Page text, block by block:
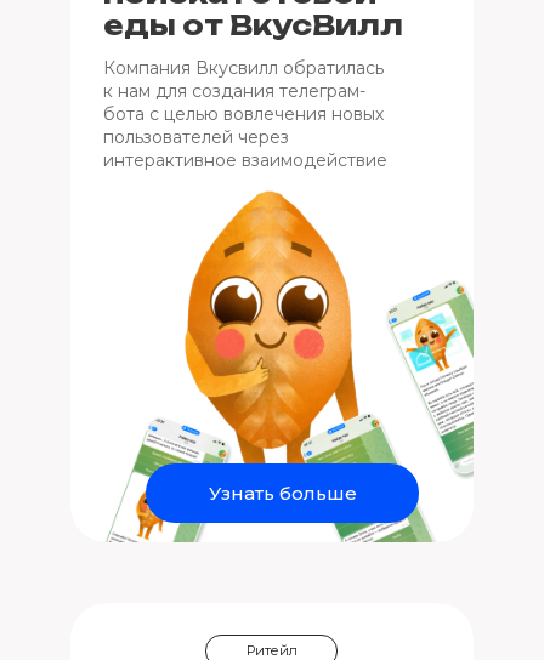
Компания Вкусвилл обратилась
к нам для создания телеграм-
бота с целью вовлечения новых
пользователей через
интерактивное взаимодействие
еды от ВкусВилл
Узнать больше
Ритейл